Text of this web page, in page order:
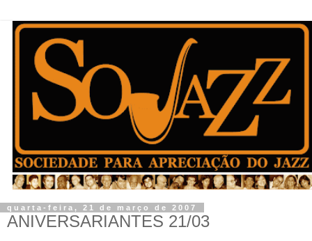
quarta-feira, 21 de março de 2007
ANIVERSARIANTES 21/03